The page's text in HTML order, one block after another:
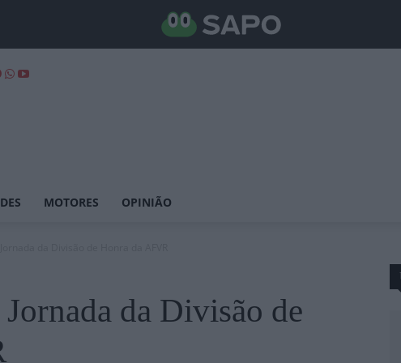
MOTORES OPINIÃO
Jornada da Divisão de